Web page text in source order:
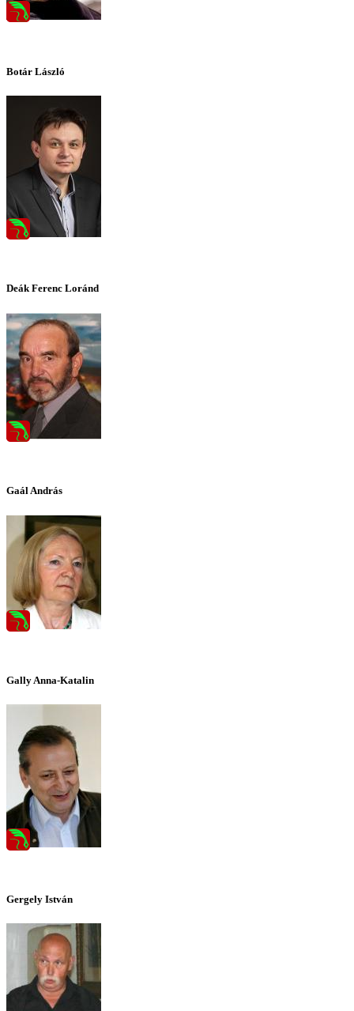
Botár László
Deák Ferenc Loránd
Gaál András
Gally Anna-Katalin
Gergely István